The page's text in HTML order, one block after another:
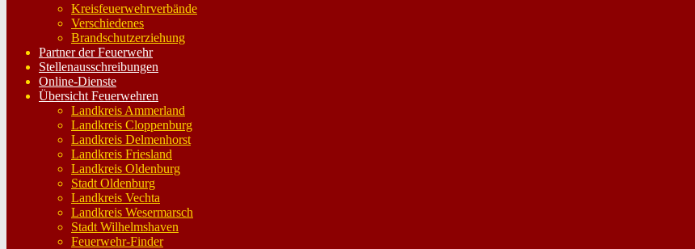
Kreisfeuerwehrverbände
Verschiedenes
Brandschutzerziehung
Partner der Feuerwehr
Stellenausschreibungen
Online-Dienste
Übersicht Feuerwehren
Landkreis Ammerland
Landkreis Cloppenburg
Landkreis Delmenhorst
Landkreis Friesland
Landkreis Oldenburg
Stadt Oldenburg
Landkreis Vechta
Landkreis Wesermarsch
Stadt Wilhelmshaven
Feuerwehr-Finder